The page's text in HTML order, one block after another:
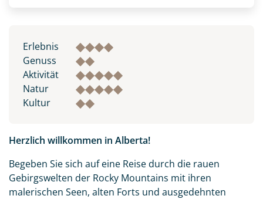
Erlebnis
Genuss
Aktivität
Natur
Kultur
Herzlich willkommen in Alberta!
Begeben Sie sich auf eine Reise durch die rauen
Gebirgswelten der Rocky Mountains mit ihren
malerischen Seen, alten Forts und ausgedehnten
Kenntnis genommen und akzeptiert haben.